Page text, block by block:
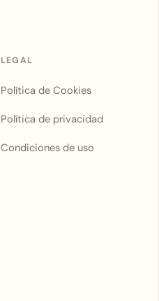
LEGAL
Política de Cookies
Política de privacidad
Condiciones de uso